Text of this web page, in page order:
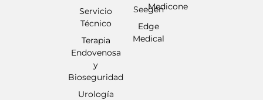
Servicio
Técnico
Terapia
Endovenosa
y
Bioseguridad
Urología
Seegen
Edge
Medical
Medicone